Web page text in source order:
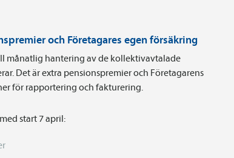
och Företagares egen försäkring
månatlig hantering av de kollektivavtalade
Det är extra pensionspremier och Företagarens
för rapportering och fakturering.
start 7 april: